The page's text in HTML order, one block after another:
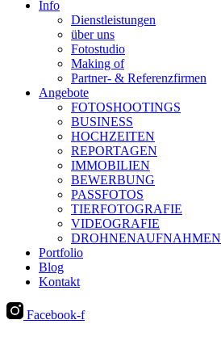
Info
Dienstleistungen
über uns
Fotostudio
Making of
Partner- & Referenzfirmen
Angebote
FOTOSHOOTINGS
BUSINESS
HOCHZEITEN
REPORTAGEN
IMMOBILIEN
BEWERBUNG
PASSFOTOS
TIERFOTOGRAFIE
VIDEOGRAFIE
DROHNENAUFNAHMEN
Portfolio
Blog
Kontakt
Facebook-f